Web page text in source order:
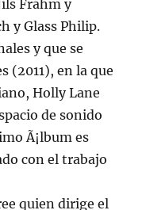
Frahm y
y Glass Philip.
y que se
(2011), en la que
Holly Lane
de sonido
Ã¡lbum es
con el trabajo
quien dirige el